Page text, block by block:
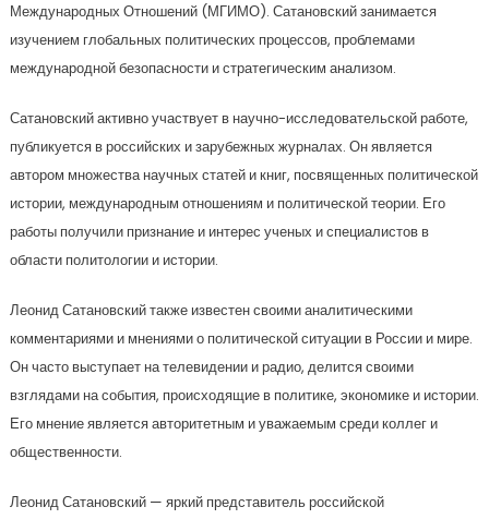
Международных Отношений (МГИМО). Сатановский занимается
изучением глобальных политических процессов, проблемами
международной безопасности и стратегическим анализом.
Сатановский активно участвует в научно-исследовательской работе,
публикуется в российских и зарубежных журналах. Он является
автором множества научных статей и книг, посвященных политической
истории, международным отношениям и политической теории. Его
работы получили признание и интерес ученых и специалистов в
области политологии и истории.
Леонид Сатановский также известен своими аналитическими
комментариями и мнениями о политической ситуации в России и мире.
Он часто выступает на телевидении и радио, делится своими
взглядами на события, происходящие в политике, экономике и истории.
Его мнение является авторитетным и уважаемым среди коллег и
общественности.
Леонид Сатановский — яркий представитель российской